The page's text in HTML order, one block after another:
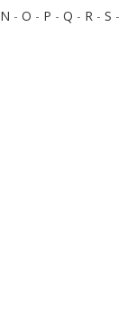
N - O - P - Q - R - S -